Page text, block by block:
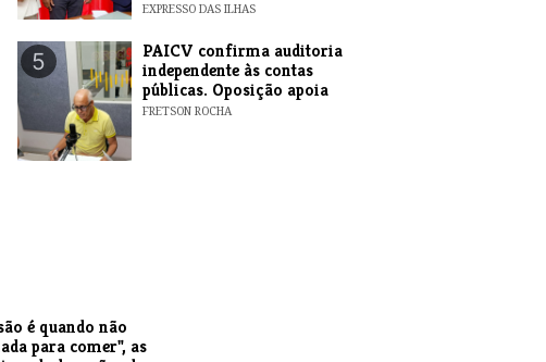
EXPRESSO DAS ILHAS
5
​PAICV confirma auditoria
independente às contas
públicas. Oposição apoia
FRETSON ROCHA
é quando não
para comer", as